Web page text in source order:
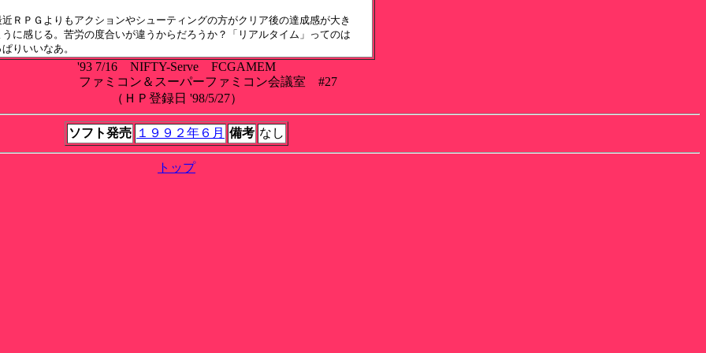
ＲＰＧよりもアクションやシューティングの方がクリア後の達成感が大き
うに感じる。苦労の度合いが違うからだろうか？「リアルタイム」ってのは
'93 7/16 NIFTY-Serve FCGAMEM
ファミコン＆スーパーファミコン会議室 #27
（ＨＰ登録日 '98/5/27）
ソフト発売 １９９２年６月 備考 なし
トップ